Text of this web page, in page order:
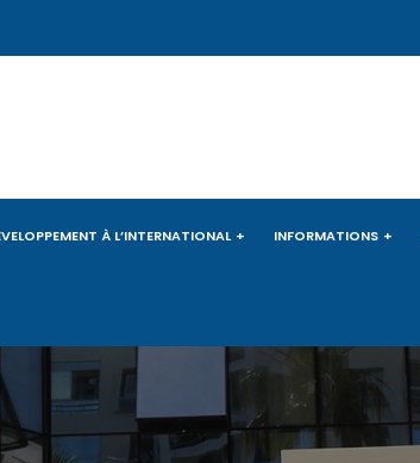
À L’INTERNATIONAL INFORMATIONS